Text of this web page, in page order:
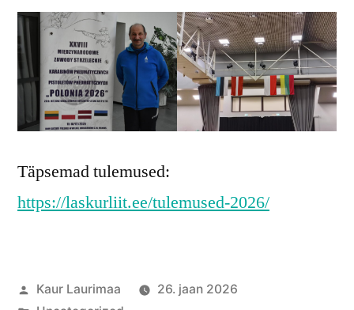
Täpsemad tulemused:
https://laskurliit.ee/tulemused-2026/
Posted
Kaur Laurimaa
26. jaan 2026